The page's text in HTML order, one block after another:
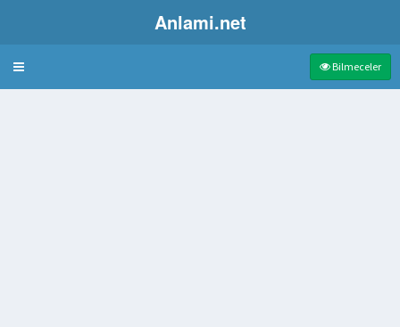
Anlami.net
Bulmaca Bilmeceler